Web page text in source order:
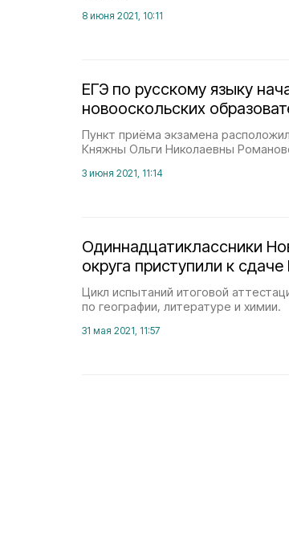
8 июня 2021, 10:11
ЕГЭ по русскому языку
новооскольских
Пункт приёма экзамена
Княжны Ольги Николаевны
3 июня 2021, 11:14
Одиннадцатиклассники
округа приступили к сдаче
Цикл испытаний итоговой
по географии, литературе и химии.
31 мая 2021, 11:57